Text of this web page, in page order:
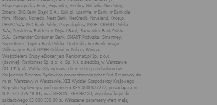
k.)
Rankomat.pl Sp. z o.o. (dawniej: Rankomat Sp. z o. o. Sp. k.), z
siedzibą w Warszawie (01-141), ul. Wolska 88, wpisana do rejestru
przedsiębiorców Krajowego Rejestru Sądowego prowadzonego
przez Sąd Rejonowy dla m.st. Warszawy w Warszawie, XIII
Wydział Gospodarczy Krajowego Rejestru Sądowego, pod
numerem KRS 0000877277, posiadająca nr NIP: 527-275-18-81,
oraz REGON: 363096183, zwana dalej "Rankomat" wykorzystuje
na swoich stronach internetowych technologię "cookies".
Zasady wykorzystania informacji dostarczonych przez
użytkownika w ramach technologii cookies w trakcie korzystania
ze stron internetowych i Rankomat określa niniejszy dokument.